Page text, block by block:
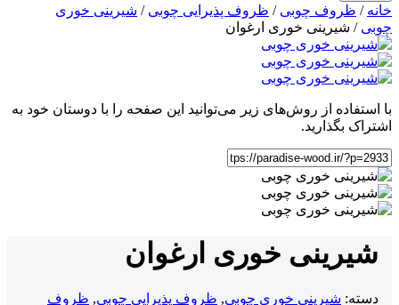
خانه / ظروف چوبی / ظروف پذیرایی چوبی / شیرینی خوری
چوبی / شیرینی خوری ارغوان
با استفاده از روش‌های زیر می‌توانید این صفحه را با دوستان خود به
اشتراک بگذارید.
شیرینی خوری ارغوان
دسته: شیرینی خوری چوبی, ظروف پذیرایی چوبی, ظروف